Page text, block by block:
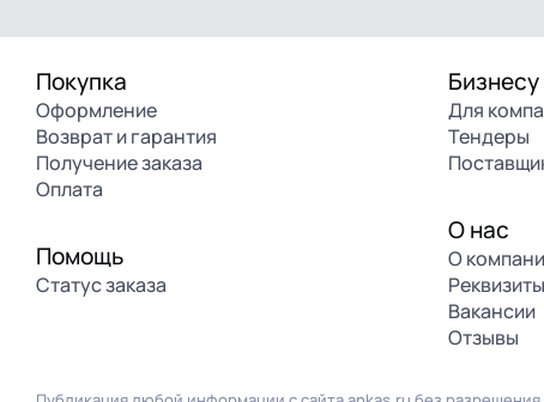
Покупка
Оформление
Возврат и гарантия
Получение заказа
Оплата
Помощь
Статус заказа
Бизнесу
Для
Тендеры
О нас
О
Реквизиты
Вакансии
Отзывы